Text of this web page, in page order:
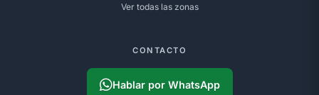
Ver todas las zonas
CONTACTO
Hablar por WhatsApp